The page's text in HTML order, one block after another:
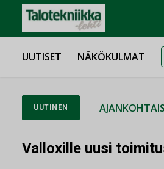
UUTISET NÄKÖKULMAT
UUTINEN
Valloxille uusi